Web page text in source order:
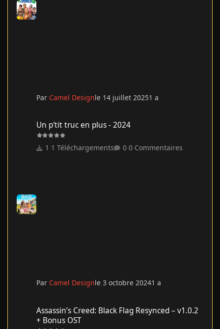
Par Camel Designle 14 juillet 20251 a
Un p'tit truc en plus - 2024
1 Téléchargements 0 Commentaires
Par Camel Designle 3 octobre 20241 a
Assassin’s Creed: Black Flag Resynced – v1.0.2
+ Bonus OST